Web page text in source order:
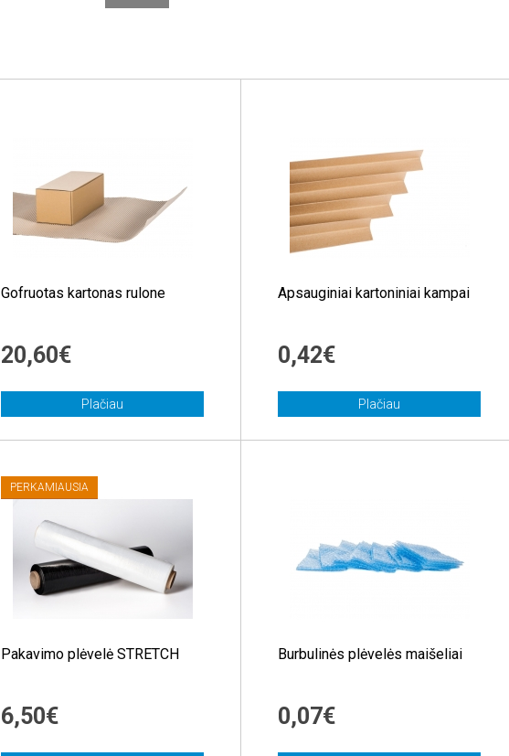
Gofruotas kartonas rulone
20,60€
Plačiau
Apsauginiai kartoniniai kampai
0,42€
Plačiau
PERKAMIAUSIA
Pakavimo plėvelė STRETCH
6,50€
Burbulinės plėvelės maišeliai
0,07€